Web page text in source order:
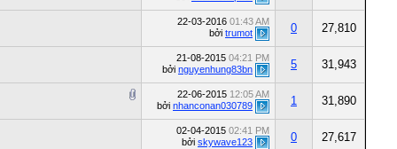
22-03-2016 01:43 AM
bởi trumot 0 27,810
21-08-2015 04:21 PM
bởi nguyenhung83bn 5 31,943
22-06-2015 12:05 AM
bởi nhanconan030789 1 31,890
02-04-2015 02:41 PM
bởi skywave123 0 27,617